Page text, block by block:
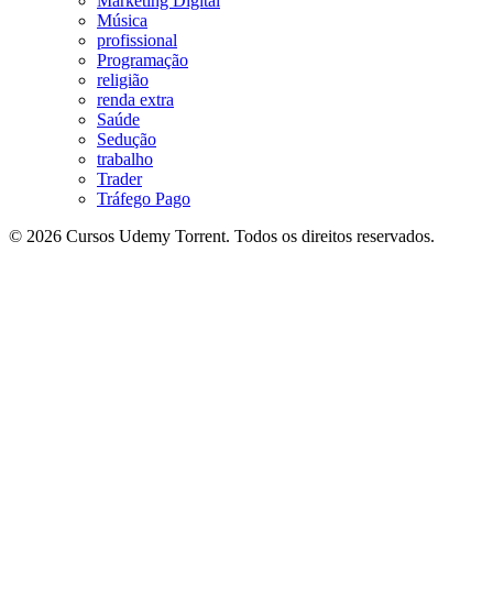
Música
profissional
Programação
religião
renda extra
Saúde
Sedução
trabalho
Trader
Tráfego Pago
© 2026 Cursos Udemy Torrent. Todos os direitos reservados.